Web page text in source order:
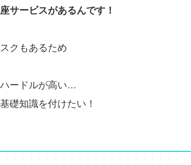
サービスがあるんです！
クもあるため
ードルが高い…
礎知識を付けたい！